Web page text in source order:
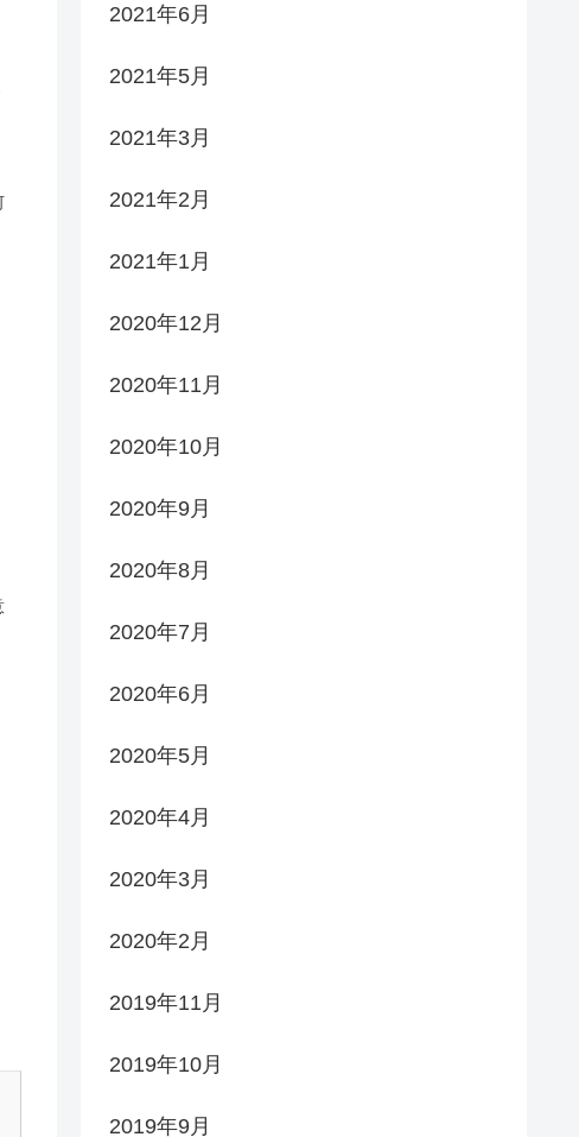
2021年6月
2021年5月
2021年3月
2021年2月
2021年1月
2020年12月
2020年11月
2020年10月
2020年9月
2020年8月
2020年7月
2020年6月
2020年5月
2020年4月
2020年3月
2020年2月
2019年11月
2019年10月
2019年9月